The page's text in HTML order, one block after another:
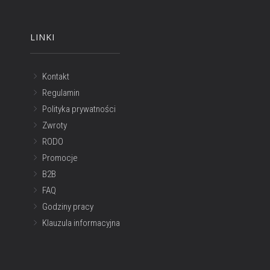
LINKI
Kontakt
Regulamin
Polityka prywatności
Zwroty
RODO
Promocje
B2B
FAQ
Godziny pracy
Klauzula informacyjna